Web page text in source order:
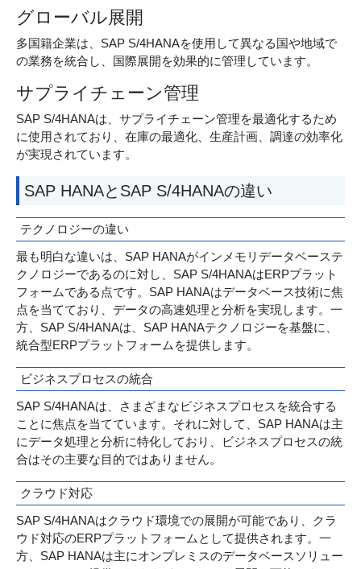
グローバル展開
多国籍企業は、SAP S/4HANAを使用して異なる国や地域で
の業務を統合し、国際展開を効果的に管理しています。
サプライチェーン管理
SAP S/4HANAは、サプライチェーン管理を最適化するため
に使用されており、在庫の最適化、生産計画、調達の効率化
が実現されています。
SAP HANAとSAP S/4HANAの違い
テクノロジーの違い
最も明白な違いは、SAP HANAがインメモリデータベーステ
クノロジーであるのに対し、SAP S/4HANAはERPプラット
フォームである点です。SAP HANAはデータベース技術に焦
点を当てており、データの高速処理と分析を実現します。一
方、SAP S/4HANAは、SAP HANAテクノロジーを基盤に、
統合型ERPプラットフォームを提供します。
ビジネスプロセスの統合
SAP S/4HANAは、さまざまなビジネスプロセスを統合する
ことに焦点を当てています。それに対して、SAP HANAは主
にデータ処理と分析に特化しており、ビジネスプロセスの統
合はその主要な目的ではありません。
クラウド対応
SAP S/4HANAはクラウド環境での展開が可能であり、クラ
ウド対応のERPプラットフォームとして提供されます。一
方、SAP HANAは主にオンプレミスのデータベースソリュー